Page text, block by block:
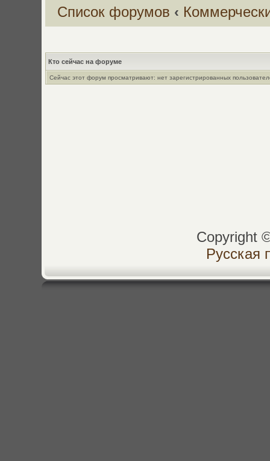
Список форумов ‹
Кто сейчас на форуме
Сейчас этот форум просматривают: нет зарегистрированных
Copyright
Русская